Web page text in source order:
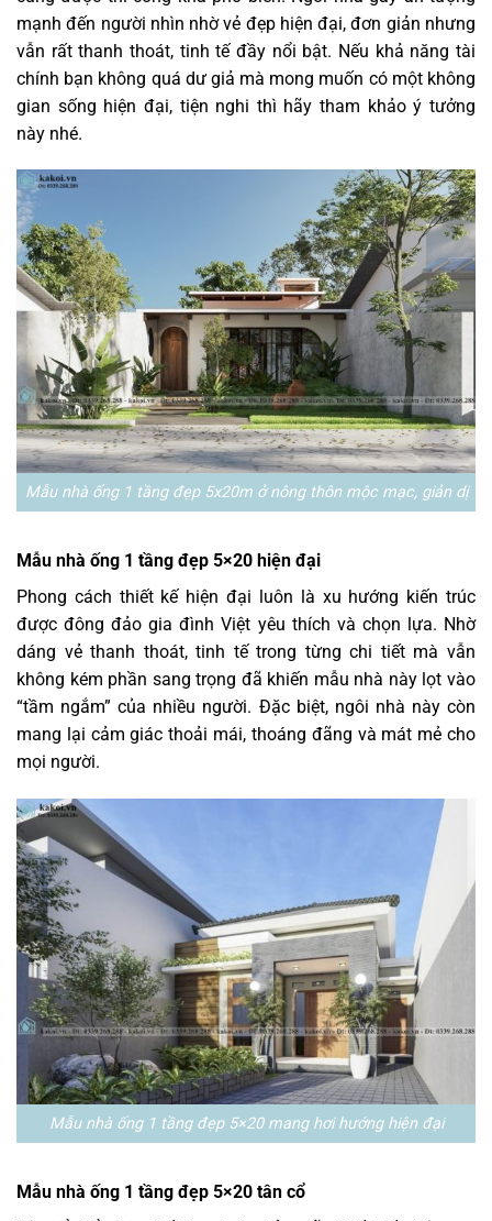
mạnh đến người nhìn nhờ vẻ đẹp hiện đại, đơn giản nhưng
vẫn rất thanh thoát, tinh tế đầy nổi bật. Nếu khả năng tài
chính bạn không quá dư giả mà mong muốn có một không
gian sống hiện đại, tiện nghi thì hãy tham khảo ý tưởng
này nhé.
Mẫu nhà ống 1 tầng đẹp 5x20m ở nông thôn mộc mạc, giản dị
Mẫu nhà ống 1 tầng đẹp 5×20 hiện đại
Phong cách thiết kế hiện đại luôn là xu hướng kiến trúc
được đông đảo gia đình Việt yêu thích và chọn lựa. Nhờ
dáng vẻ thanh thoát, tinh tế trong từng chi tiết mà vẫn
không kém phần sang trọng đã khiến mẫu nhà này lọt vào
“tầm ngắm” của nhiều người. Đặc biệt, ngôi nhà này còn
mang lại cảm giác thoải mái, thoáng đãng và mát mẻ cho
mọi người.
Mẫu nhà ống 1 tầng đẹp 5×20 mang hơi hướng hiện đại
Mẫu nhà ống 1 tầng đẹp 5×20 tân cổ